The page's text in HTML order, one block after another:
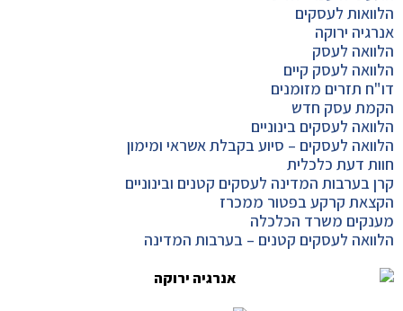
הלוואות לעסקים
אנרגיה ירוקה
הלוואה לעסק
הלוואה לעסק קיים
דו"ח תזרים מזומנים
הקמת עסק חדש
הלוואה לעסקים בינוניים
הלוואה לעסקים – סיוע בקבלת אשראי ומימון
חוות דעת כלכלית
קרן בערבות המדינה לעסקים קטנים ובינוניים
הקצאת קרקע בפטור ממכרז
מענקים משרד הכלכלה
הלוואה לעסקים קטנים – בערבות המדינה